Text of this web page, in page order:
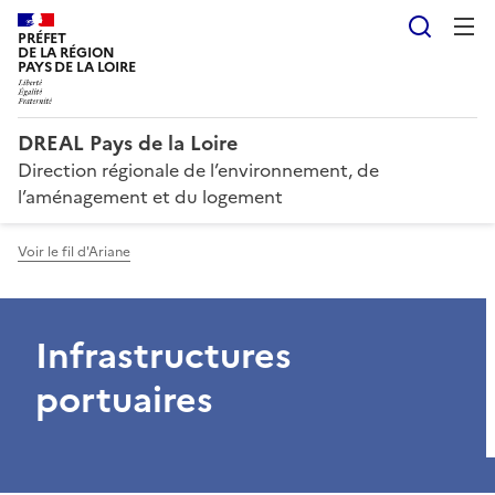
PRÉFET
DE LA RÉGION
PAYS DE LA LOIRE
DREAL Pays de la Loire
Direction régionale de l’environnement, de
l’aménagement et du logement
Voir le fil d'Ariane
Infrastructures
portuaires